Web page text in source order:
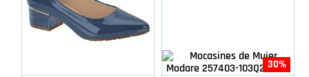
30%